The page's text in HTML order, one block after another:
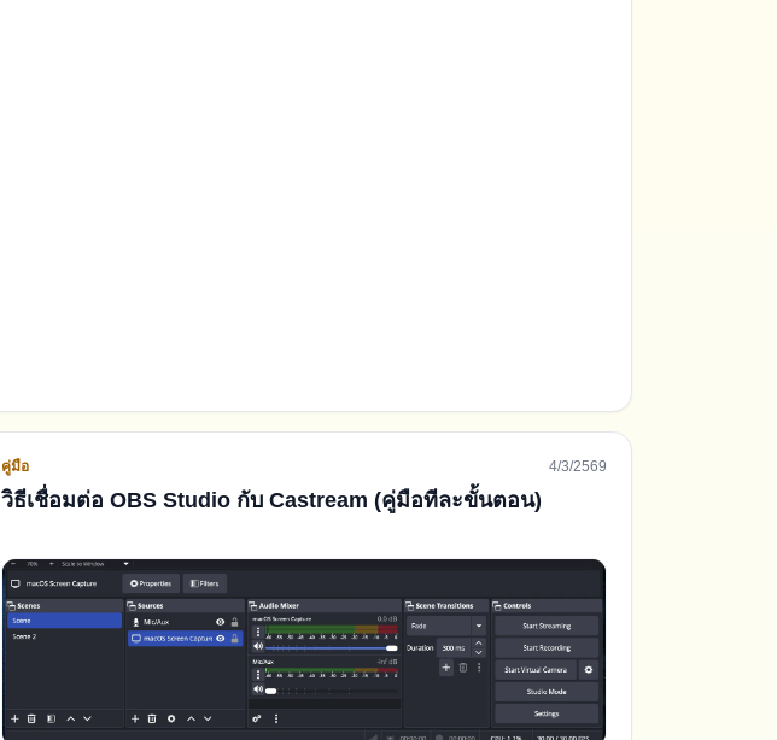
คู่มือ 4/3/2569
วิธีเชื่อมต่อ OBS Studio กับ Castream (คู่มือทีละขั้นตอน)